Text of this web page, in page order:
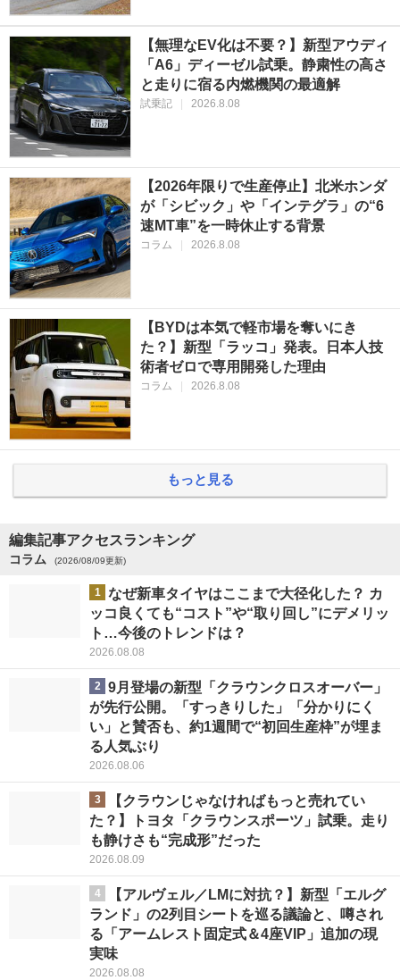
【無理なEV化は不要？】新型アウディ
「A6」ディーゼル試乗。静粛性の高さ
と走りに宿る内燃機関の最適解
試乗記 2026.8.08
【2026年限りで生産停止】北米ホンダ
が「シビック」や「インテグラ」の“6
速MT車”を一時休止する背景
コラム | 2026.8.08
【BYDは本気で軽市場を奪いにき
た？】新型「ラッコ」発表。日本人技
術者ゼロで専用開発した理由
コラム | 2026.8.08
もっと見る
編集記事アクセスランキング
コラム (2026/08/09更新)
1
なぜ新車タイヤはここまで大径化した？ カ
ッコ良くても“コスト”や“取り回し”にデメリッ
ト…今後のトレンドは？
2026.08.08
2
9月登場の新型「クラウンクロスオーバー」
が先行公開。「すっきりした」「分かりにく
い」と賛否も、約1週間で“初回生産枠”が埋ま
る人気ぶり
2026.08.06
3
【クラウンじゃなければもっと売れてい
た？】トヨタ「クラウンスポーツ」試乗。走り
も静けさも“完成形”だった
2026.08.09
4
【アルヴェル／LMに対抗？】新型「エルグ
ランド」の2列目シートを巡る議論と、噂され
る「アームレスト固定式＆4座VIP」追加の現
実味
2026.08.08